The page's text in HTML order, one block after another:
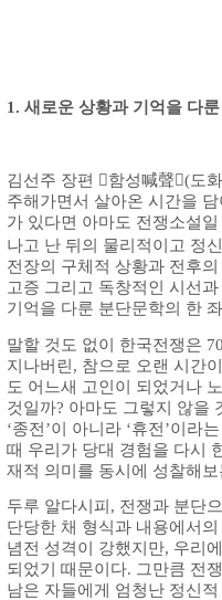
1. 새로운 상황과 기억을 다
김선주 장편 󰡔함성喊聲󰡕(도화
주해가면서 살아온 시간을
가 있다면 아마도 전쟁소설
나고 난 뒤의 물리적이고 정
전장의 구체적 상황과 전후
고증 그리고 독창적인 시선
기억을 다룬 분단문학의 한
말할 것도 없이 한국전쟁은
지나버린, 참으로 오랜 시간
도 어느새 고인이 되었거나
것일까? 아마도 그렇지 않을
‘종전’이 아니라 ‘휴전’이라
때 우리가 당대 경험을 다시
재적 의미를 동시에 성찰해
두루 알다시피 , 전쟁과 분단
단당한 채 형식과 내용에서
념전 성격이 강했지만, 우리
되었기 때문이다. 그만큼 전
남은 자들에게 엄청난 정신